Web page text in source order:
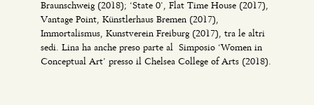
Braunschweig (2018); ‘State 0’, Flat Time House (2017),
Vantage Point, Künstlerhaus Bremen (2017),
Immortalismus, Kunstverein Freiburg (2017), tra le altri
sedi. Lina ha anche preso parte al Simposio ‘Women in
Conceptual Art’ presso il Chelsea College of Arts (2018).